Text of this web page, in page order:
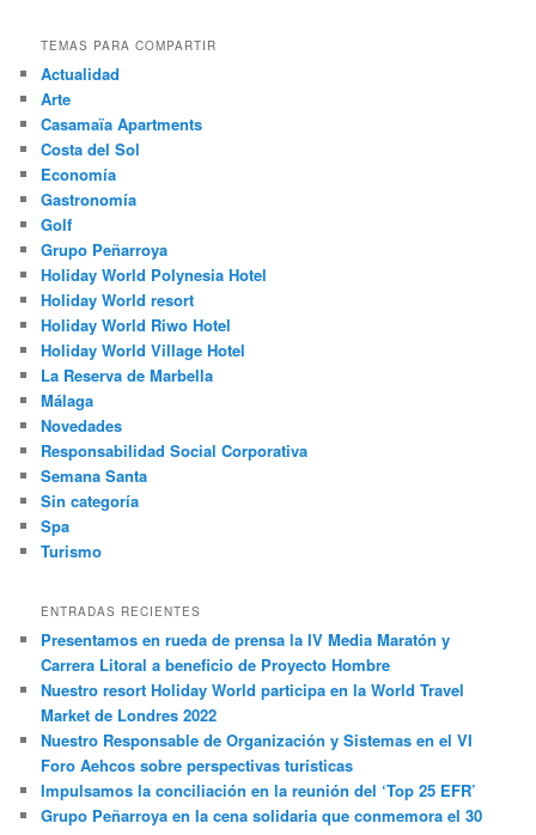
TEMAS PARA COMPARTIR
Actualidad
Arte
Casamaïa Apartments
Costa del Sol
Economía
Gastronomía
Golf
Grupo Peñarroya
Holiday World Polynesia Hotel
Holiday World resort
Holiday World Riwo Hotel
Holiday World Village Hotel
La Reserva de Marbella
Málaga
Novedades
Responsabilidad Social Corporativa
Semana Santa
Sin categoría
Spa
Turismo
ENTRADAS RECIENTES
Presentamos en rueda de prensa la IV Media Maratón y
Carrera Litoral a beneficio de Proyecto Hombre
Nuestro resort Holiday World participa en la World Travel
Market de Londres 2022
Nuestro Responsable de Organización y Sistemas en el VI
Foro Aehcos sobre perspectivas turísticas
Impulsamos la conciliación en la reunión del ‘Top 25 EFR’
Grupo Peñarroya en la cena solidaria que conmemora el 30